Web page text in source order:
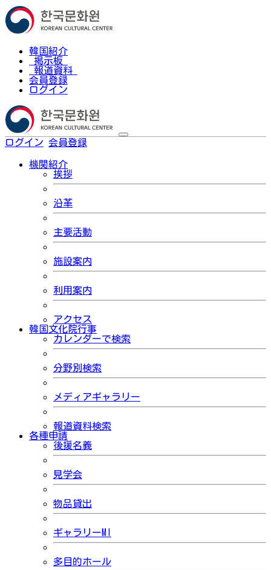
韓国紹介
掲示板
報道資料
会員登録
ログイン
ログイン 会員登録
機関紹介
挨拶
沿革
主要活動
施設案内
利用案内
アクセス
韓国文化院行事
カレンダーで検索
分野別検索
メディアギャラリー
報道資料検索
各種申請
後援名義
見学会
物品貸出
ギャラリーMI
多目的ホール